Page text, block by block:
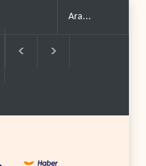
için kanal a..